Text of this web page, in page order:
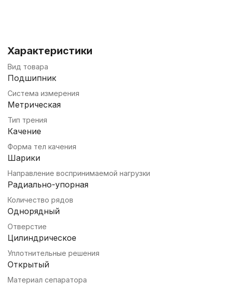
Характеристики
Вид товара
Подшипник
Система измерения
Метрическая
Тип трения
Качение
Форма тел качения
Шарики
Направление воспринимаемой нагрузки
Радиально-упорная
Количество рядов
Однорядный
Отверстие
Цилиндрическое
Уплотнительные решения
Открытый
Материал сепаратора